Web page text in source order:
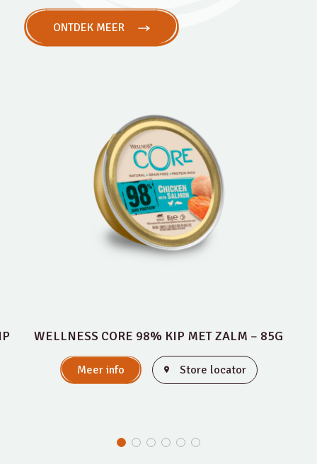
ONTDEK MEER
WELLNESS CORE 98% KIP MET ZALM – 85G
Meer info Store locator